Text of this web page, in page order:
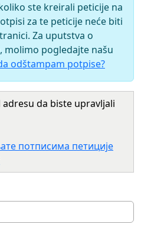
ste kreirali peticije na
za te peticije neće biti
Za uputstva o
molimo pogledajte našu
odštampam potpise?
da biste upravljali
потписима петиције